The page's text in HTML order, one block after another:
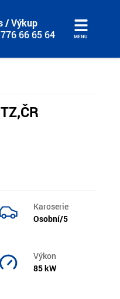
/ Výkup
66 65 64
MENU
Karoserie
Osobní/5
Výkon
85 kW